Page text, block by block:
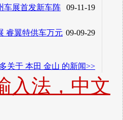
09-11-19
车展首发新车阵
09-09-29
睿翼特供车万元
关于 本田 金山 的新闻>>
入法，中文